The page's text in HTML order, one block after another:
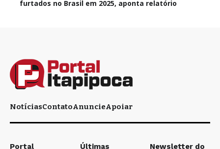
furtados no Brasil em 2025, aponta relatório
NotíciasContatoAnuncieApoiar
Portal
Últimas
Newsletter do